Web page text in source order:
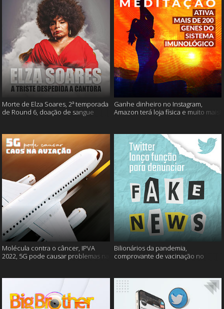
Morte de Elza Soares, 2ª temporada
de Round 6, doação de sangue
Ganhe dinheiro no Instagram,
Amazon terá loja física e muito mais!
Molécula contra o câncer, IPVA
2022, 5G pode causar problemas na
Bilionários da pandemia,
comprovante de vacinação no